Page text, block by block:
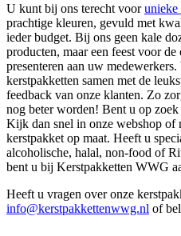
U kunt bij ons terecht voorunieke
prachtige kleuren, gevuld met
ieder budget. Bij ons geen kale
producten, maar een feest voor
presenteren aan uw
kerstpakketten samen met de
feedback van onze klanten. Zo
nog beter worden! Bent u op
Kijk dan snel in onze webshop of
kerstpakket op maat. Heeft u
alcoholische, halal, non-food of
bent u bij Kerstpakketten WWG
Heeft u vragen over onze
info@kerstpakkettenwwg.nl of bel